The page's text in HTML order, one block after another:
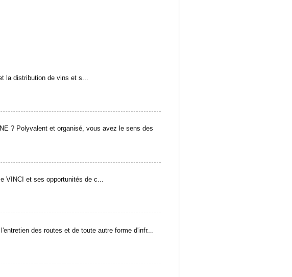
la distribution de vins et s...
? Polyvalent et organisé, vous avez le sens des
VINCI et ses opportunités de c...
des routes et de toute autre forme d'infr...